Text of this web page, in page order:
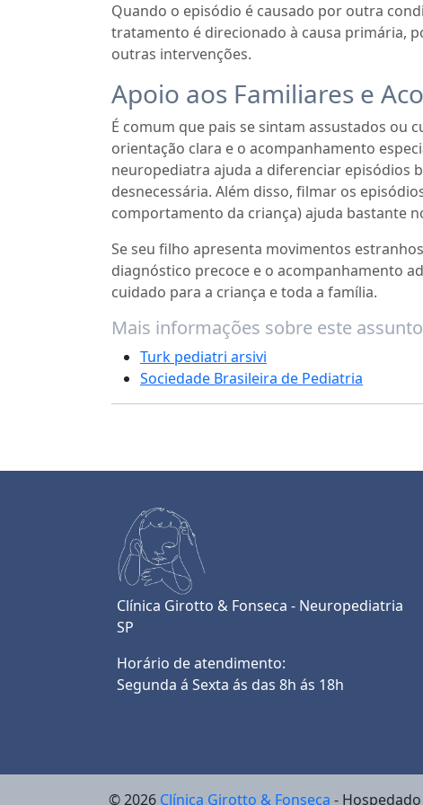
Quando o episódio é causado por outra
tratamento é direcionado à causa primária,
outras intervenções.
Apoio aos Familiares e
É comum que pais se sintam assustados ou
orientação clara e o acompanhamento
neuropediatra ajuda a diferenciar episódios
desnecessária. Além disso, filmar os
comportamento da criança) ajuda bastante
Se seu filho apresenta movimentos
diagnóstico precoce e o acompanhamento
cuidado para a criança e toda a família.
Mais informações sobre este
Turk pediatri arsivi
Sociedade Brasileira de Pediatria
Clínica Girotto & Fonseca - Neuropediatria
SP
Horário de atendimento:
Segunda á Sexta ás das 8h ás 18h
© 2026 Clínica Girotto & Fonseca -